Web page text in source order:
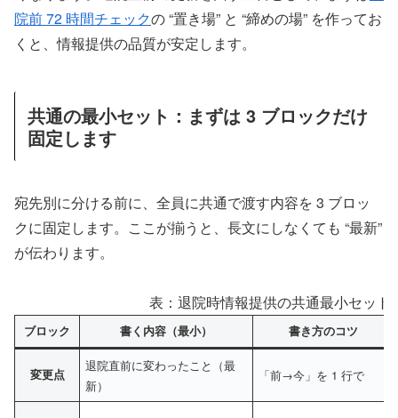
院前 72 時間チェックの “置き場” と “締めの場” を作ってお
くと、情報提供の品質が安定します。
共通の最小セット：まずは 3 ブロックだけ
固定します
宛先別に分ける前に、全員に共通で渡す内容を 3 ブロッ
クに固定します。ここが揃うと、長文にしなくても “最新”
が伝わります。
表：退院時情報提供の共通最小セット
ブロック 書く内容（最小） 書き方のコツ
変更点
退院直前に変わったこと（最
新）
「前→今」を 1 行で